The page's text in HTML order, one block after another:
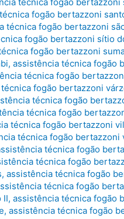
fogão bertazzoni
técnica fogão bertazzoni
fogão bertazzoni sítio
fogão bertazzoni
, assistência técnica fogão
técnica fogão
fogão bertazzoni
técnica fogão
técnica fogão
técnica fogão bertazzoni
técnica fogão bertazzoni
técnica fogão
técnica fogão
, assistência técnica fogão
técnica fogão
II, assistência técnica fogão
, assistência técnica fogão